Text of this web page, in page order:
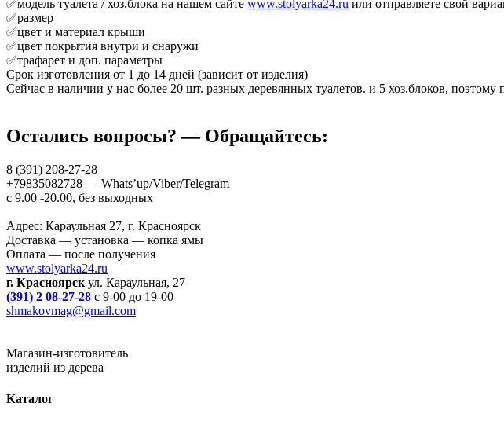
✅модель туалета / хоз.блока на нашем сайте www.stolyarka24.ru или отправляете свой
✅размер
✅цвет и материал крыши
✅цвет покрытия внутри и снаружи
✅трафарет и доп. параметры
Срок изготовления от 1 до 14 дней (зависит от изделия)
Сейчас в наличии у нас более 20 шт. разных деревянных туалетов. и 5 хоз.блоков,
Остались вопросы? — Обращайтесь:
8 (391) 208-27-28
+79835082728 — Whats’up/Viber/Telegram
с 9.00 -20.00, без выходных
Адрес: Караульная 27, г. Красноярск
Доставка — установка — копка ямы
Оплата — после получения
www.stolyarka24.ru
г. Красноярск ул. Караульная, 27
(391) 2 08-27-28 с 9-00 до 19-00
shmakovmag@gmail.com
Магазин-изготовитель
изделий из дерева
Каталог